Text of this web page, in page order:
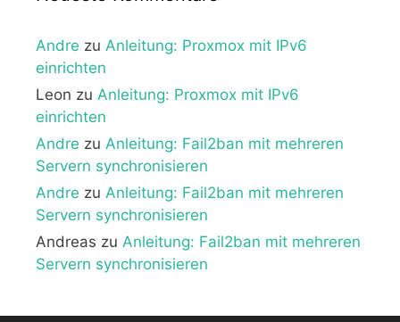
Andre zu Anleitung: Proxmox mit IPv6
einrichten
Leon zu Anleitung: Proxmox mit IPv6
einrichten
Andre zu Anleitung: Fail2ban mit mehreren
Servern synchronisieren
Andre zu Anleitung: Fail2ban mit mehreren
Servern synchronisieren
Andreas zu Anleitung: Fail2ban mit mehreren
Servern synchronisieren